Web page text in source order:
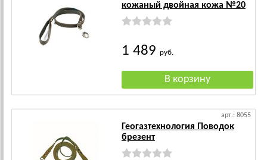
кожаный двойная кожа №20
1 489 руб.
арт.: 8055
Геогазтехнология Поводок
брезент